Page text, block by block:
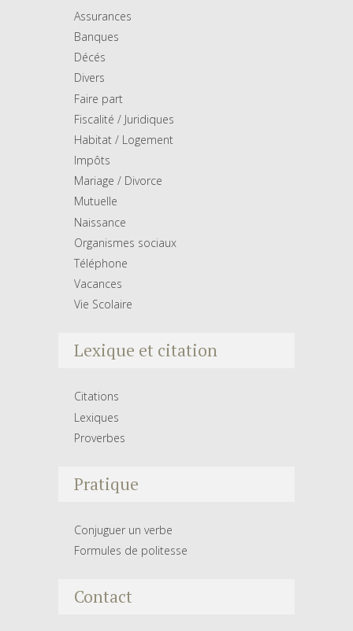
Assurances
Banques
Décés
Divers
Faire part
Fiscalité / Juridiques
Habitat / Logement
Impôts
Mariage / Divorce
Mutuelle
Naissance
Organismes sociaux
Téléphone
Vacances
Vie Scolaire
Lexique et citation
Citations
Lexiques
Proverbes
Pratique
Conjuguer un verbe
Formules de politesse
Contact